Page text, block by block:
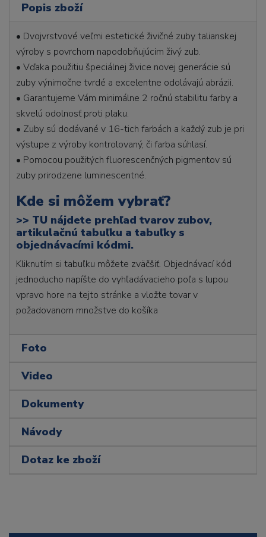
Popis zboží
• Dvojvrstvové veľmi estetické živičné zuby talianskej
výroby s povrchom napodobňujúcim živý zub.
• Vďaka použitiu špeciálnej živice novej generácie sú
zuby výnimočne tvrdé a excelentne odolávajú abrázii.
• Garantujeme Vám minimálne 2 ročnú stabilitu farby a
skvelú odolnosť proti plaku.
• Zuby sú dodávané v 16-tich farbách a každý zub je pri
výstupe z výroby kontrolovaný, či farba súhlasí.
• Pomocou použitých fluorescenčných pigmentov sú
zuby prirodzene luminescentné.
Kde si môžem vybrať?
>> TU nájdete prehľad tvarov zubov,
artikulačnú tabuľku a tabuľky s
objednávacími kódmi.
Kliknutím si tabuľku môžete zväčšiť. Objednávací kód
jednoducho napíšte do vyhľadávacieho poľa s lupou
vpravo hore na tejto stránke a vložte tovar v
požadovanom množstve do košíka
Foto
Video
Dokumenty
Návody
Dotaz ke zboží